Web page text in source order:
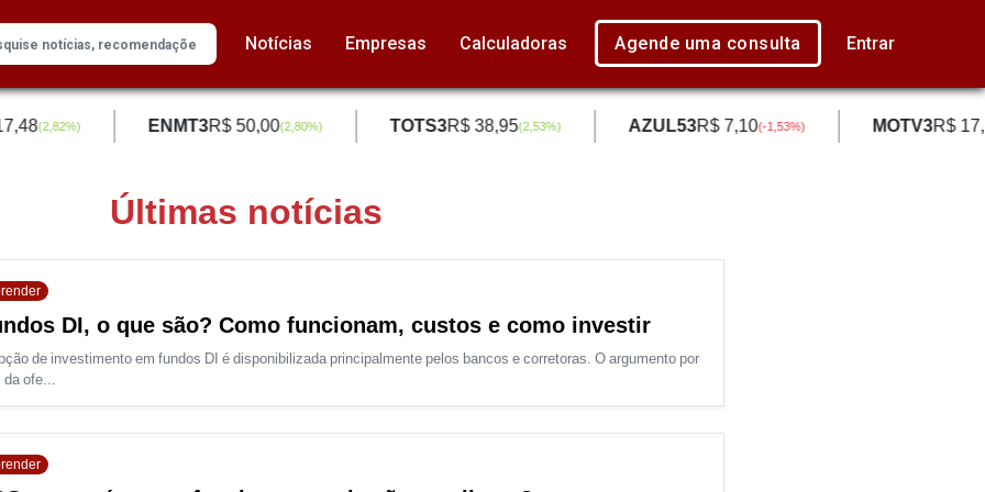
Notícias Empresas Calculadoras Agende uma consulta Entrar
(2,82%) ENMT3R$ 50,00(2,80%) TOTS3R$ 38,95(2,53%) AZUL53R$ 7,10(-1,53%) MOTV3R$
Últimas notícias
DI, o que são? Como funcionam, custos e como investir
de investimento em fundos DI é disponibilizada principalmente pelos bancos e corretoras. O argumento por
da ofe...